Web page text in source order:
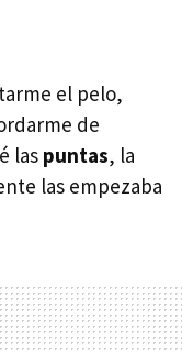
el pelo,
de
las puntas, la
las empezaba